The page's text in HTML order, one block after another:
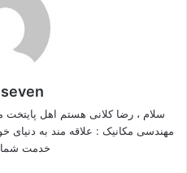
سلام ، رضا کلانی هستم اهل
مهندسی مکانیک : علاقه مند به دنیای
خدمت